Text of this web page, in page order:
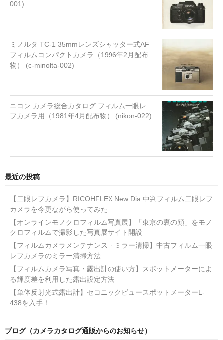
001)
ミノルタ TC-1 35mmレンズシャッター式AF
フィルムコンパクトカメラ（1996年2月配布
物） (c-minolta-002)
ニコン カメラ総合カタログ フィルム一眼レ
フカメラ用（1981年4月配布物） (nikon-022)
最近の投稿
【二眼レフカメラ】RICOHFLEX New Dia 中判フィルム二眼レフ
カメラを今更ながら使ってみた
【オンラインモノクロフィルム写真展】「東京の裏の顔」をモノ
クロフィルムで撮影した写真展サイト開設
【フィルムカメラメンテナンス・ミラー清掃】中古フィルム一眼
レフカメラのミラー清掃方法
【フィルムカメラ写真・露出計の使い方】スポットメーターによ
る輝度差を利用した露出設定方法
【単体反射光式露出計】セコニックビュースポットメーターL-
438を入手！
ブログ（カメラカタログ通販からのお知らせ）